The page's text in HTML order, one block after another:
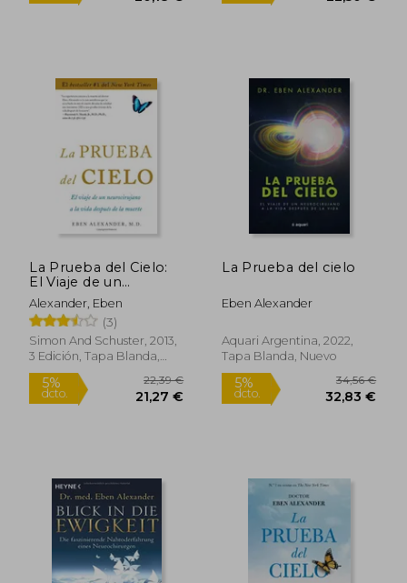
5%
dcto. 20,18 € dcto.
La Prueba del Cielo:
El Viaje de un
Neurocirujano a la
Vida Después de la
Muerte (en Inglés)
Alexander, Eben
(3)
Simon And Schuster, 2013,
3 Edición, Tapa Blanda,
Nuevo
La Prueba del cielo
Eben Alexander
Aquari Argentina, 2022,
Tapa Blanda, Nuevo